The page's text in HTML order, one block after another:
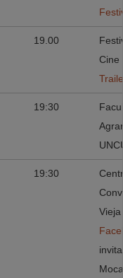
19.00
Cine
19:30
19:30